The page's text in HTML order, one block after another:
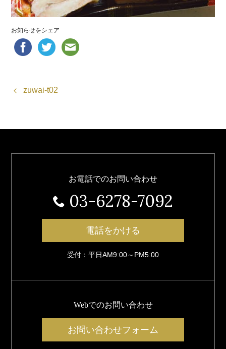
お知らせをシェア
zuwai-t02
お電話でのお問い合わせ
03-6278-7092
電話をかける
受付：平日AM9:00～PM5:00
Webでのお問い合わせ
お問い合わせフォーム